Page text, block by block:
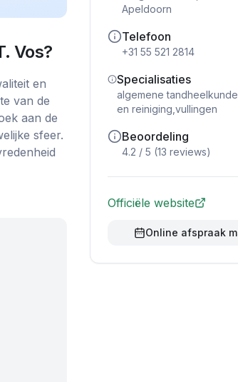
Vos?
en
van de
aan de
sfeer.
Apeldoorn
Telefoon
+31 55 521 2814
Specialisaties
algemene
en reiniging,vullingen
Beoordeling
4.2 / 5 (13 reviews)
Officiële website
Online afspraak